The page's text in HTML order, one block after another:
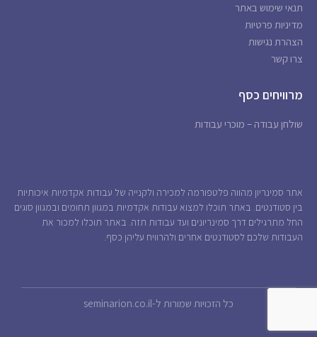
תנאי שימוש באתר
מדיניות פרטיות
הצהרת נגישות
צרו קשר
מרוויחים כסף
שולחן עבודה – מוכרי עבודות
אתר סמינריון מהווה פלטפורמה למכירה ולקנייה של עבודות אקדמיות איכותיות
בין סטודנטים. באתר תוכלו למצוא עבודות אקדמיות במגוון תחומים ובמגוון סוגים
החל מתרגילים דרך סמינריונים ועד עבודות תזה. באתר תוכלו למכור את
העבודות שלכם לסטודנטים אחרים ולהרוויח עליהן כסף.
כל הזכויות שמורות ל-seminarion.co.il